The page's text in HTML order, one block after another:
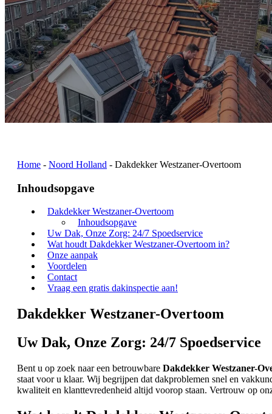
Home - Noord Holland - Dakdekker Westzaner-Overtoom
Inhoudsopgave
Dakdekker Westzaner-Overtoom
Inhoudsopgave
Uw Dak, Onze Zorg: 24/7 Spoedservice
Wat houdt Dakdekker Westzaner-Overtoom in?
Onze aanpak
Voordelen
Contact
Vraag een gratis dakinspectie aan!
Dakdekker Westzaner-Overtoom
Uw Dak, Onze Zorg: 24/7 Spoedservice
Bent u op zoek naar een betrouwbare Dakdekker Westzaner-
staat voor u klaar. Wij begrijpen dat dakproblemen snel en
kwaliteit en klanttevredenheid altijd voorop staan. Vertrouw op